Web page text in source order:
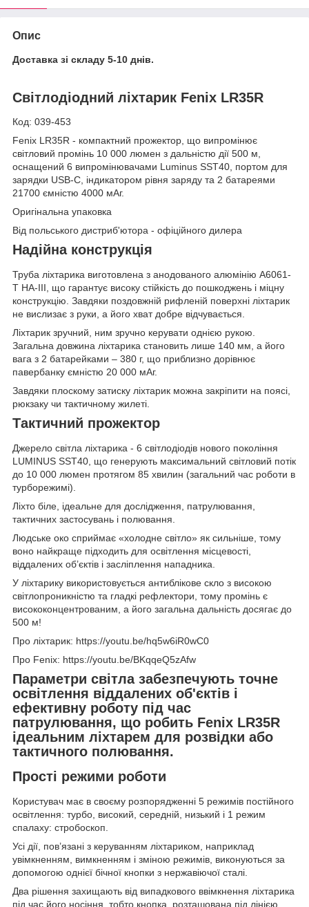
Опис
Доставка зі складу 5-10 днів.
Світлодіодний ліхтарик Fenix LR35R
Код: 039-453
Fenix LR35R - компактний прожектор, що випромінює
світловий промінь 10 000 люмен з дальністю дії 500 м,
оснащений 6 випромінювачами Luminus SST40, портом для
зарядки USB-C, індикатором рівня заряду та 2 батареями
21700 ємністю 4000 мАг.
Оригінальна упаковка
Від польського дистриб'ютора - офіційного дилера
Надійна конструкція
Труба ліхтарика виготовлена з анодованого алюмінію A6061-
T HA-III, що гарантує високу стійкість до пошкоджень і міцну
конструкцію. Завдяки поздовжній рифленій поверхні ліхтарик
не вислизає з руки, а його хват добре відчувається.
Ліхтарик зручний, ним зручно керувати однією рукою.
Загальна довжина ліхтарика становить лише 140 мм, а його
вага з 2 батарейками – 380 г, що приблизно дорівнює
павербанку ємністю 20 000 мАг.
Завдяки плоскому затиску ліхтарик можна закріпити на поясі,
рюкзаку чи тактичному жилеті.
Тактичний прожектор
Джерело світла ліхтарика - 6 світлодіодів нового покоління
LUMINUS SST40, що генерують максимальний світловий потік
до 10 000 люмен протягом 85 хвилин (загальний час роботи в
турборежимі).
Ліхто біле, ідеальне для дослідження, патрулювання,
тактичних застосувань і полювання.
Людське око сприймає «холодне світло» як сильніше, тому
воно найкраще підходить для освітлення місцевості,
віддалених об’єктів і засліплення нападника.
У ліхтарику використовується антиблікове скло з високою
світлопроникністю та гладкі рефлектори, тому промінь є
висококонцентрованим, а його загальна дальність досягає до
500 м!
Про ліхтарик: https://youtu.be/hq5w6iR0wC0
Про Fenix: https://youtu.be/BKqqeQ5zAfw
Параметри світла забезпечують точне
освітлення віддалених об'єктів і
ефективну роботу під час
патрулювання, що робить Fenix LR35R
ідеальним ліхтарем для розвідки або
тактичного полювання.
Прості режими роботи
Користувач має в своєму розпорядженні 5 режимів постійного
освітлення: турбо, високий, середній, низький і 1 режим
спалаху: стробоскоп.
Усі дії, пов’язані з керуванням ліхтариком, наприклад
увімкненням, вимкненням і зміною режимів, виконуються за
допомогою однієї бічної кнопки з нержавіючої сталі.
Два рішення захищають від випадкового ввімкнення ліхтарика
під час його носіння, тобто кнопка, розташована під лінією